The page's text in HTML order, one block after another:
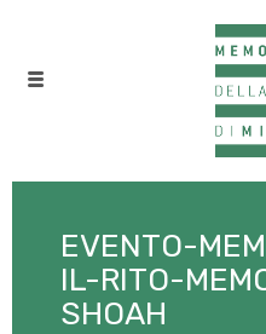
EVENTO-
IL-RITO-
SHOAH